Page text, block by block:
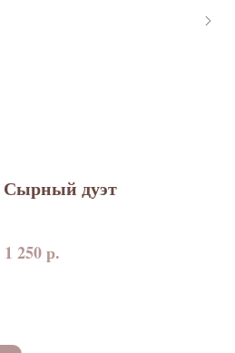
Сырный дуэт
1 250 р.